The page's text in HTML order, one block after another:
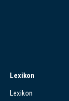
Lexikon
Lexikon